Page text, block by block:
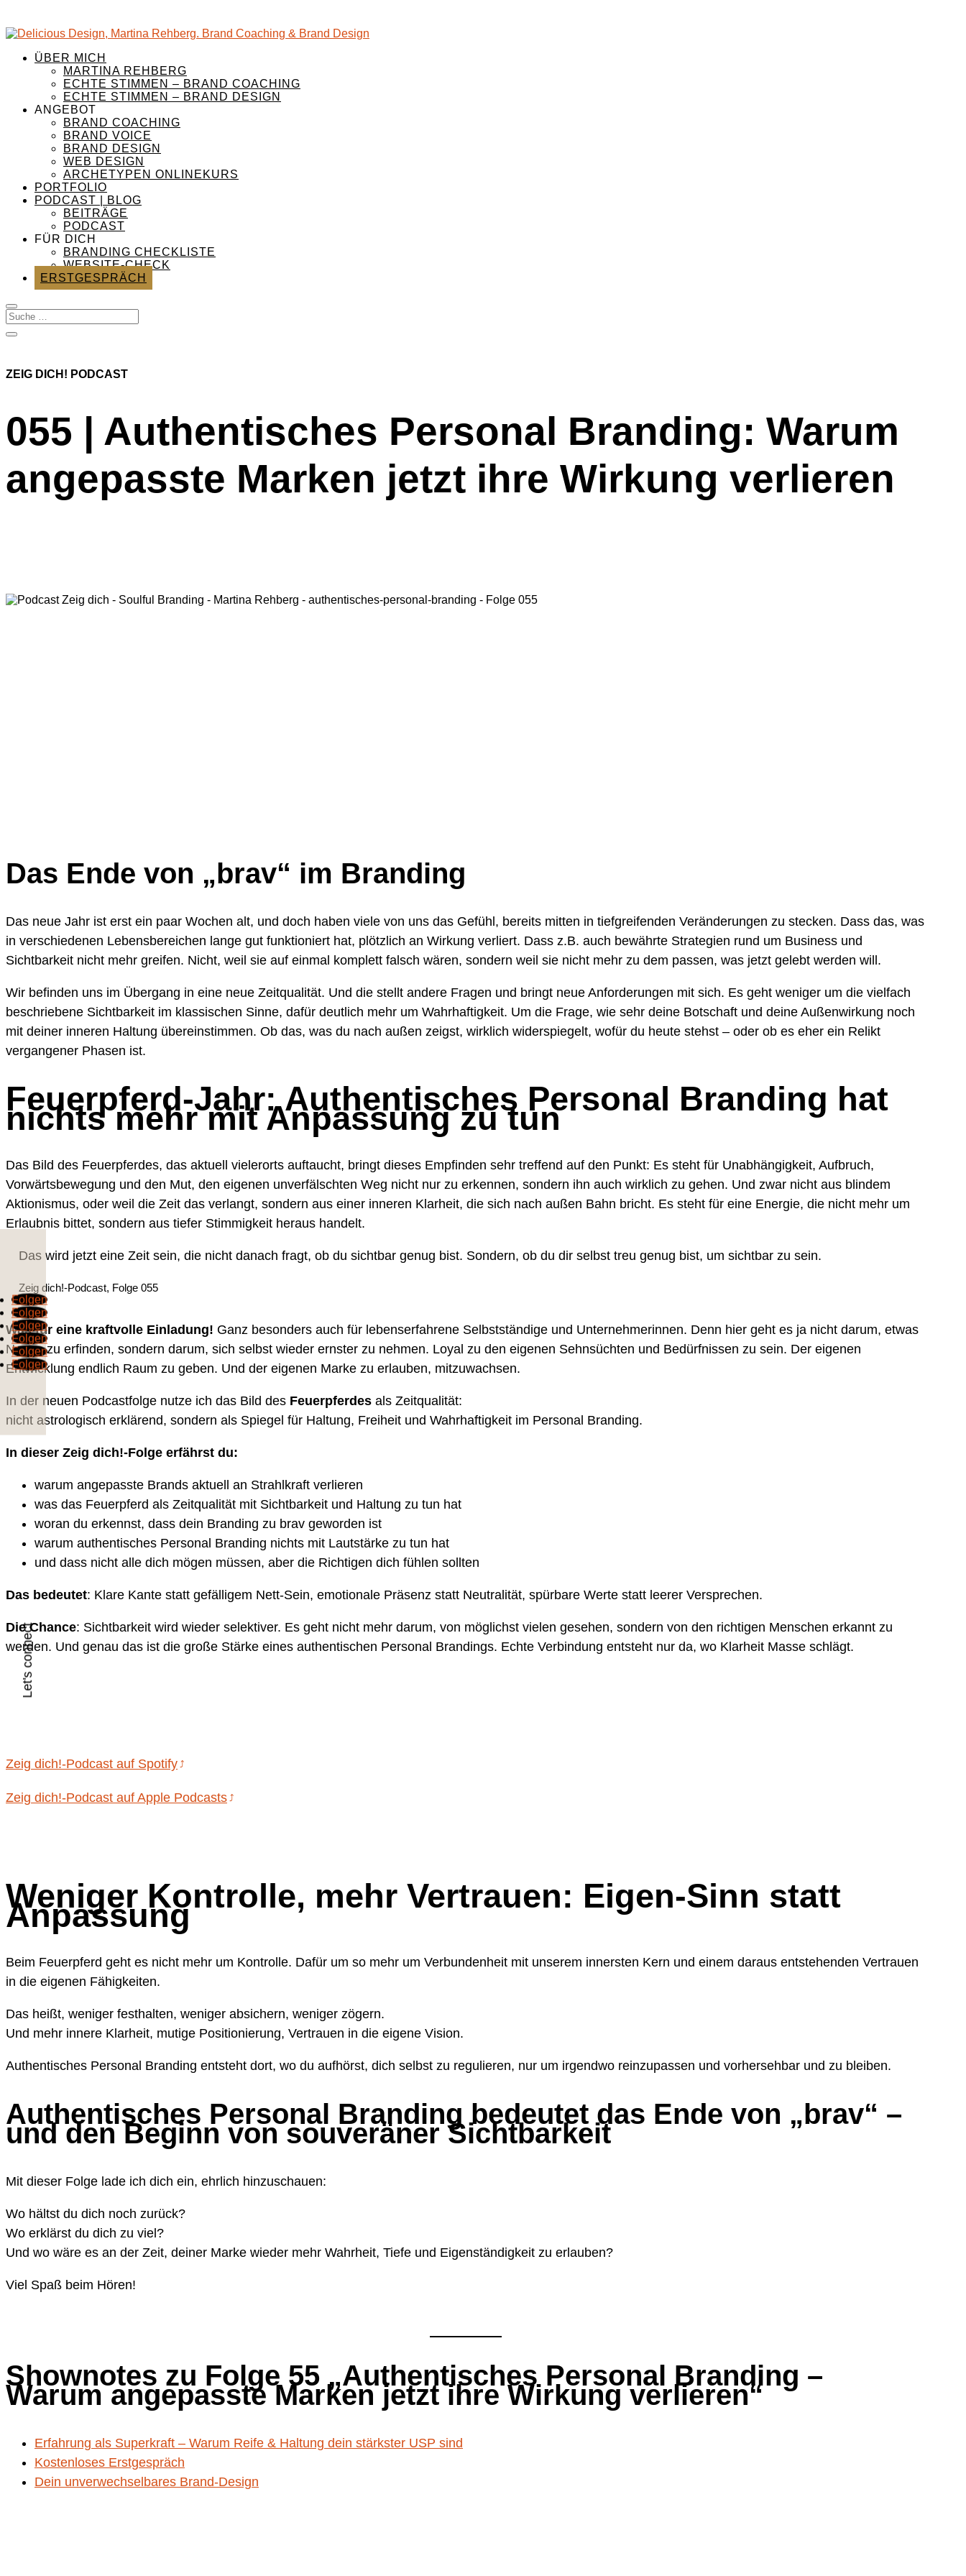
ÜBER MICH
MARTINA REHBERG
ECHTE STIMMEN – BRAND COACHING
ECHTE STIMMEN – BRAND DESIGN
ANGEBOT
BRAND COACHING
BRAND VOICE
BRAND DESIGN
WEB DESIGN
ARCHETYPEN ONLINEKURS
PORTFOLIO
PODCAST | BLOG
BEITRÄGE
PODCAST
FÜR DICH
BRANDING CHECKLISTE
WEBSITE-CHECK
ERSTGESPRÄCH
Folgen
Folgen
Folgen
Folgen
Folgen
Folgen
Let's connect
ZEIG DICH! PODCAST
055 | Authentisches Personal Branding: Warum
angepasste Marken jetzt ihre Wirkung verlieren
Das Ende von „brav“ im Branding
Das neue Jahr ist erst ein paar Wochen alt, und doch haben viele von uns das Gefühl, bereits mitten in tiefgreifenden Veränderungen zu stecken. Dass das, was
in verschiedenen Lebensbereichen lange gut funktioniert hat, plötzlich an Wirkung verliert. Dass z.B. auch bewährte Strategien rund um Business und
Sichtbarkeit nicht mehr greifen. Nicht, weil sie auf einmal komplett falsch wären, sondern weil sie nicht mehr zu dem passen, was jetzt gelebt werden will.
Wir befinden uns im Übergang in eine neue Zeitqualität. Und die stellt andere Fragen und bringt neue Anforderungen mit sich. Es geht weniger um die vielfach
beschriebene Sichtbarkeit im klassischen Sinne, dafür deutlich mehr um Wahrhaftigkeit. Um die Frage, wie sehr deine Botschaft und deine Außenwirkung noch
mit deiner inneren Haltung übereinstimmen. Ob das, was du nach außen zeigst, wirklich widerspiegelt, wofür du heute stehst – oder ob es eher ein Relikt
vergangener Phasen ist.
Feuerpferd-Jahr: Authentisches Personal Branding hat
nichts mehr mit Anpassung zu tun
Das Bild des Feuerpferdes, das aktuell vielerorts auftaucht, bringt dieses Empfinden sehr treffend auf den Punkt: Es steht für Unabhängigkeit, Aufbruch,
Vorwärtsbewegung und den Mut, den eigenen unverfälschten Weg nicht nur zu erkennen, sondern ihn auch wirklich zu gehen. Und zwar nicht aus blindem
Aktionismus, oder weil die Zeit das verlangt, sondern aus einer inneren Klarheit, die sich nach außen Bahn bricht. Es steht für eine Energie, die nicht mehr um
Erlaubnis bittet, sondern aus tiefer Stimmigkeit heraus handelt.
Das wird jetzt eine Zeit sein, die nicht danach fragt, ob du sichtbar genug bist. Sondern, ob du dir selbst treu genug bist, um sichtbar zu sein.
Zeig dich!-Podcast, Folge 055
Was für eine kraftvolle Einladung! Ganz besonders auch für lebenserfahrene Selbstständige und Unternehmerinnen. Denn hier geht es ja nicht darum, etwas
Neues zu erfinden, sondern darum, sich selbst wieder ernster zu nehmen. Loyal zu den eigenen Sehnsüchten und Bedürfnissen zu sein. Der eigenen
Entwicklung endlich Raum zu geben. Und der eigenen Marke zu erlauben, mitzuwachsen.
In der neuen Podcastfolge nutze ich das Bild des Feuerpferdes als Zeitqualität:
nicht astrologisch erklärend, sondern als Spiegel für Haltung, Freiheit und Wahrhaftigkeit im Personal Branding.
In dieser Zeig dich!-Folge erfährst du:
warum angepasste Brands aktuell an Strahlkraft verlieren
was das Feuerpferd als Zeitqualität mit Sichtbarkeit und Haltung zu tun hat
woran du erkennst, dass dein Branding zu brav geworden ist
warum authentisches Personal Branding nichts mit Lautstärke zu tun hat
und dass nicht alle dich mögen müssen, aber die Richtigen dich fühlen sollten
Das bedeutet: Klare Kante statt gefälligem Nett-Sein, emotionale Präsenz statt Neutralität, spürbare Werte statt leerer Versprechen.
Die Chance: Sichtbarkeit wird wieder selektiver. Es geht nicht mehr darum, von möglichst vielen gesehen, sondern von den richtigen Menschen erkannt zu
werden. Und genau das ist die große Stärke eines authentischen Personal Brandings. Echte Verbindung entsteht nur da, wo Klarheit Masse schlägt.
Zeig dich!-Podcast auf Spotify
Zeig dich!-Podcast auf Apple Podcasts
Weniger Kontrolle, mehr Vertrauen: Eigen-Sinn statt
Anpassung
Beim Feuerpferd geht es nicht mehr um Kontrolle. Dafür um so mehr um Verbundenheit mit unserem innersten Kern und einem daraus entstehenden Vertrauen
in die eigenen Fähigkeiten.
Das heißt, weniger festhalten, weniger absichern, weniger zögern.
Und mehr innere Klarheit, mutige Positionierung, Vertrauen in die eigene Vision.
Authentisches Personal Branding entsteht dort, wo du aufhörst, dich selbst zu regulieren, nur um irgendwo reinzupassen und vorhersehbar und zu bleiben.
Authentisches Personal Branding bedeutet das Ende von „brav“ –
und den Beginn von souveräner Sichtbarkeit
Mit dieser Folge lade ich dich ein, ehrlich hinzuschauen:
Wo hältst du dich noch zurück?
Wo erklärst du dich zu viel?
Und wo wäre es an der Zeit, deiner Marke wieder mehr Wahrheit, Tiefe und Eigenständigkeit zu erlauben?
Viel Spaß beim Hören!
Shownotes zu Folge 55 „Authentisches Personal Branding –
Warum angepasste Marken jetzt ihre Wirkung verlieren“
Erfahrung als Superkraft – Warum Reife & Haltung dein stärkster USP sind
Kostenloses Erstgespräch
Dein unverwechselbares Brand-Design